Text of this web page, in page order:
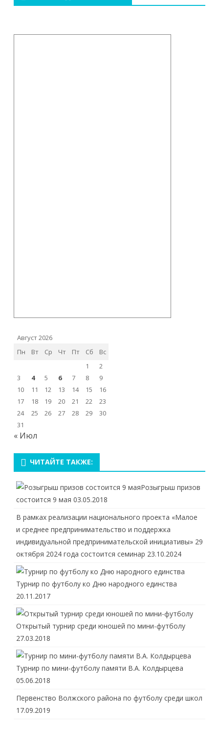
Август 2026
Пн
Вт Ср Чт Пт Сб
Вс
1
2
3
4 5 6 7 8
9
10
11 12 13 14 15
16
17
18 19 20 21 22
23
24
25 26 27 28 29
30
31
« Июл
ЧИТАЙТЕ ТАКЖЕ:
Розыгрыш призов
состоится 9 мая 03.05.2018
В рамках реализации национального проекта «Малое
и среднее предпринимательство и поддержка
индивидуальной предпринимательской инициативы» 29
октября 2024 года состоится семинар 23.10.2024
Турнир по футболу ко Дню народного единства
20.11.2017
Открытый турнир среди юношей по мини-футболу
27.03.2018
Турнир по мини-футболу памяти В.А. Колдырцева
05.06.2018
Первенство Волжского района по футболу среди школ
17.09.2019